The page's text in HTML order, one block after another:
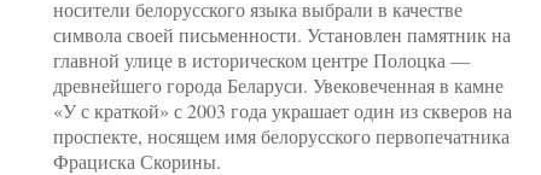
носители белорусского языка выбрали в качестве
символа своей письменности. Установлен памятник на
главной улице в историческом центре Полоцка —
древнейшего города Беларуси. Увековеченная в камне
«У с краткой» с 2003 года украшает один из скверов на
проспекте, носящем имя белорусского первопечатника
Фрациска Скорины.